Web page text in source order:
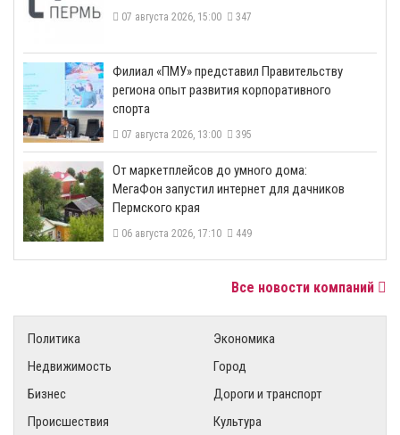
07 августа 2026, 15:00 347
​Филиал «ПМУ» представил Правительству
региона опыт развития корпоративного
спорта
07 августа 2026, 13:00 395
От маркетплейсов до умного дома:
МегаФон запустил интернет для дачников
Пермского края
06 августа 2026, 17:10 449
Все новости компаний
Политика
Экономика
Недвижимость
Город
Бизнес
Дороги и транспорт
Происшествия
Культура